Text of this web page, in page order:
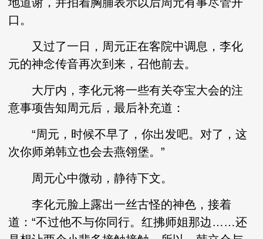
口。
又过了一日，周元正在客院中调息，李化
元的神念传音再次到来，召他前去。
大厅内，李化元将一些有关夺宝大会的注
意事项告知周元后，最后补充道：
“周元，时候不早了，你出发吧。对了，这
次你师弟韩立也会去燕翎堡。”
周元心中微动，静待下文。
李化元脸上露出一丝古怪的神色，接着
道：“不过他不与你同行。红拂师姐那边……还